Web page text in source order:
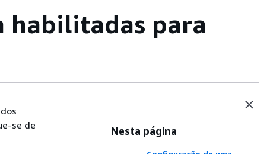
habilitadas para
se de
Nesta página